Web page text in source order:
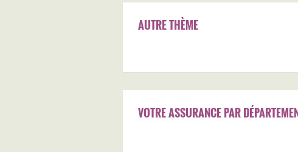
AUTRE THÈME
VOTRE ASSURANCE PAR